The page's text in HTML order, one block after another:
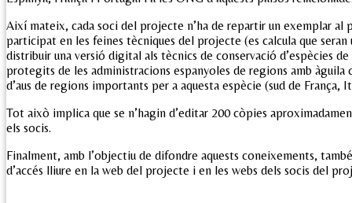
Així mateix, cada soci del projecte n’ha de repartir un exemplar
participat en les feines tècniques del projecte (es calcula que seran
distribuir una versió digital als tècnics de conservació d’espècies
protegits de les administracions espanyoles de regions amb àguila
d’aus de regions importants per a aquesta espècie (sud de França,
Tot això implica que se n’hagin d’editar 200 còpies
els socis.
Finalment, amb l’objectiu de difondre aquests coneixements,
d’accés lliure en la web del projecte i en les webs dels socis del